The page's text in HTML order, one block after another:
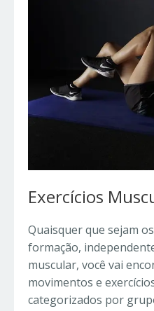
Exercícios
Quaisquer que sejam
formação,
muscular, você vai
movimentos e
categorizados por